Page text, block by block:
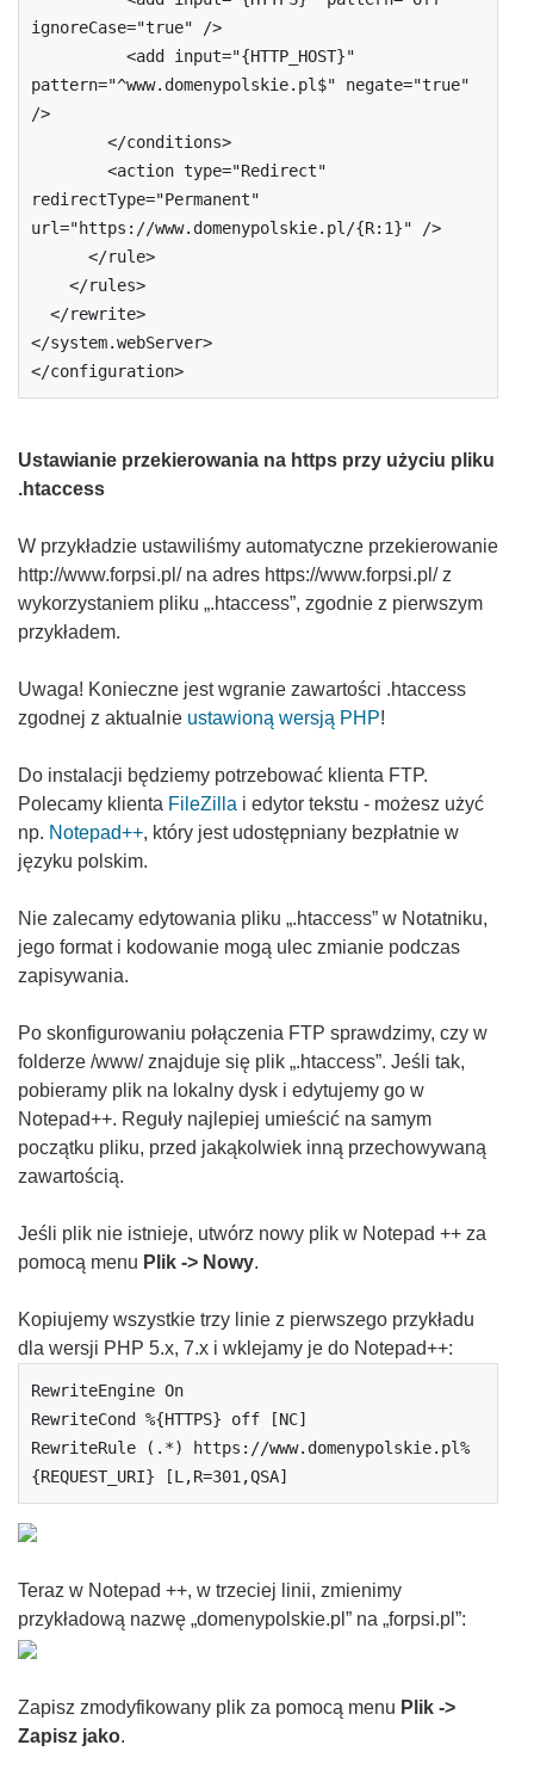
ignoreCase="true" />
<add input="{HTTP_HOST}"
pattern="^www.domenypolskie.pl$" negate="true"
/>
</conditions>
<action type="Redirect"
redirectType="Permanent"
url="https://www.domenypolskie.pl/{R:1}" />
</rule>
</rules>
</rewrite>
</system.webServer>
</configuration>
Ustawianie przekierowania na https przy użyciu pliku
.htaccess
W przykładzie ustawiliśmy automatyczne przekierowanie
http://www.forpsi.pl/ na adres https://www.forpsi.pl/ z
wykorzystaniem pliku „.htaccess”, zgodnie z pierwszym
przykładem.
Uwaga! Konieczne jest wgranie zawartości .htaccess
zgodnej z aktualnie ustawioną wersją PHP!
Do instalacji będziemy potrzebować klienta FTP.
Polecamy klienta FileZilla i edytor tekstu - możesz użyć
np. Notepad++, który jest udostępniany bezpłatnie w
języku polskim.
Nie zalecamy edytowania pliku „.htaccess” w Notatniku,
jego format i kodowanie mogą ulec zmianie podczas
zapisywania.
Po skonfigurowaniu połączenia FTP sprawdzimy, czy w
folderze /www/ znajduje się plik „.htaccess”. Jeśli tak,
pobieramy plik na lokalny dysk i edytujemy go w
Notepad++. Reguły najlepiej umieścić na samym
początku pliku, przed jakąkolwiek inną przechowywaną
zawartością.
Jeśli plik nie istnieje, utwórz nowy plik w Notepad ++ za
pomocą menu Plik -> Nowy.
Kopiujemy wszystkie trzy linie z pierwszego przykładu
dla wersji PHP 5.x, 7.x i wklejamy je do Notepad++:
RewriteEngine On
RewriteCond %{HTTPS} off [NC]
RewriteRule (.*) https://www.domenypolskie.pl%
{REQUEST_URI} [L,R=301,QSA]
Teraz w Notepad ++, w trzeciej linii, zmienimy
przykładową nazwę „domenypolskie.pl” na „forpsi.pl”:
Zapisz zmodyfikowany plik za pomocą menu Plik ->
Zapisz jako.